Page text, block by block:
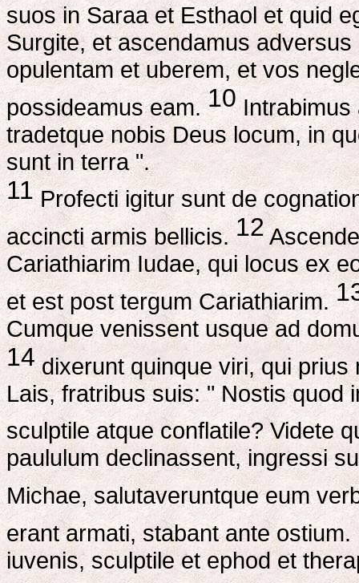
suos in Saraa et Esthaol et quid
Surgite, et ascendamus
opulentam et uberem, et vos
possideamus eam.10Intrabimus
tradetque nobis Deus locum, in
sunt in terra ".
11Profecti igitur sunt de
accincti armis bellicis.12
Cariathiarim Iudae, qui locus ex
et est post tergum Cariathiarim.
Cumque venissent usque ad
14dixerunt quinque viri, qui prius
Lais, fratribus suis: " Nostis quod
sculptile atque conflatile? Videte
paululum declinassent, ingressi
Michae, salutaveruntque eum
erant armati, stabant ante ostium.
iuvenis, sculptile et ephod et